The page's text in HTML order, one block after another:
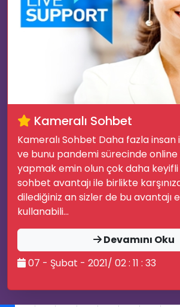
🖥️
Kameralı Sohbet
Kameralı Sohbet Daha fazla
ve bunu pandemi sürecinde
yapmak emin olun çok daha keyifli
sohbet avantajı ile birlikte
dilediğiniz an sizler de bu avantajı
kullanabili...
Devamını Oku
07 - Şubat - 2021/ 02 : 11 : 33